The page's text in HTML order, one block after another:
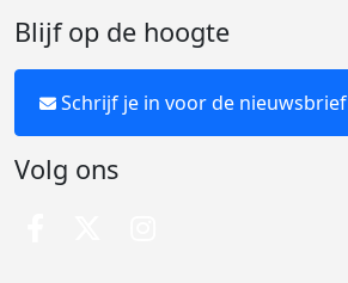
Blijf op de hoogte
Schrijf je in voor de nieuwsbrief
Volg ons